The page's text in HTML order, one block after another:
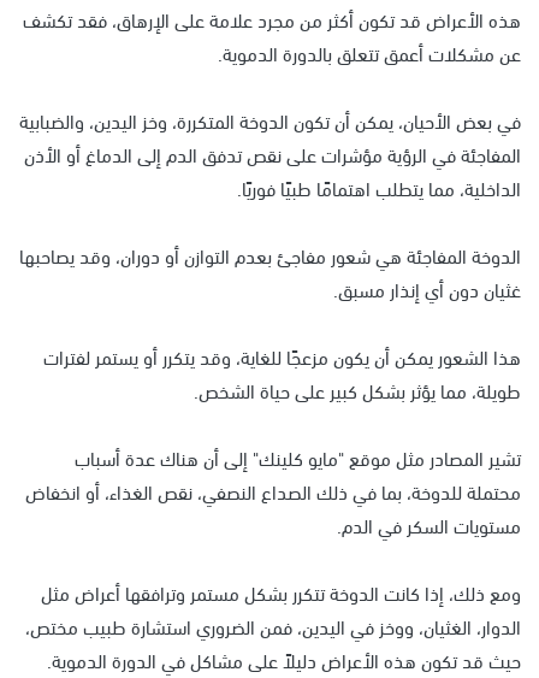
هذه الأعراض قد تكون أكثر من مجرد علامة على الإرهاق، فقد تكشف
عن مشكلات أعمق تتعلق بالدورة الدموية.
في بعض الأحيان، يمكن أن تكون الدوخة المتكررة، وخز اليدين، والضبابية
المفاجئة في الرؤية مؤشرات على نقص تدفق الدم إلى الدماغ أو الأذن
الداخلية، مما يتطلب اهتمامًا طبيًا فوريًا.
الدوخة المفاجئة هي شعور مفاجئ بعدم التوازن أو دوران، وقد يصاحبها
غثيان دون أي إنذار مسبق.
هذا الشعور يمكن أن يكون مزعجًا للغاية، وقد يتكرر أو يستمر لفترات
طويلة، مما يؤثر بشكل كبير على حياة الشخص.
تشير المصادر مثل موقع "مايو كلينك" إلى أن هناك عدة أسباب
محتملة للدوخة، بما في ذلك الصداع النصفي، نقص الغذاء، أو انخفاض
مستويات السكر في الدم.
ومع ذلك، إذا كانت الدوخة تتكرر بشكل مستمر وترافقها أعراض مثل
الدوار، الغثيان، ووخز في اليدين، فمن الضروري استشارة طبيب مختص،
حيث قد تكون هذه الأعراض دليلاً على مشاكل في الدورة الدموية.